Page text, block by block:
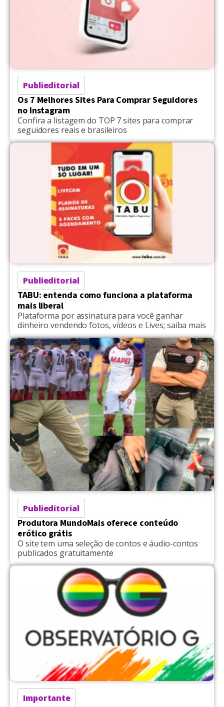
Publieditorial
Os 7 Melhores Sites Para Comprar Seguidores
no Instagram
Confira a listagem do TOP 7 sites para comprar
seguidores reais e brasileiros
Publieditorial
TABU: entenda como funciona a plataforma
mais liberal
Plataforma por assinatura para você ganhar
dinheiro vendendo fotos, vídeos e Lives; saiba mais
Publieditorial
Produtora MundoMais oferece conteúdo
erótico grátis
O site tem uma seleção de contos e áudio-contos
publicados gratuitamente
Importante